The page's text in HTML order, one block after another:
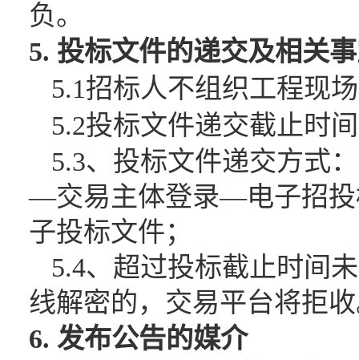
负。
5. 投标文件的递交及相关
5.1招标人不组织工程现
5.2投标文件递交截止时间
5.3、投标文件递交方式
—交易主体登录—电子招投
子投标文件；
5.4、 超过投标截止时间
线解密的，交易平台将拒
6. 发布公告的媒介